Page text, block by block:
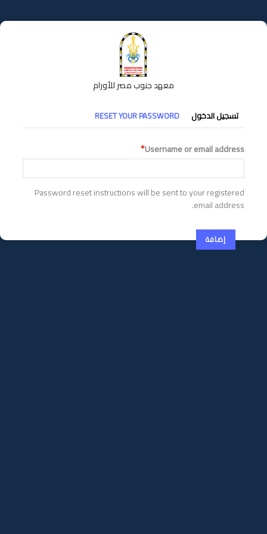
إلى
المحتوى
معهد جنوب مصر للأورام
التبويبات
الأساسية
تسجيل الدخول RESET YOUR PASSWORD
Username or email address
Password reset instructions will be sent to your registered
email address.